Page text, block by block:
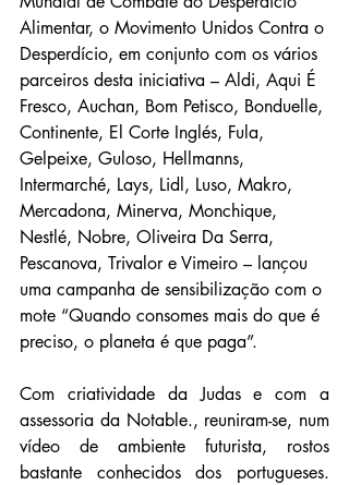
Alimentar, o Movimento Unidos Contra o
Desperdício, em conjunto com os vários
parceiros desta iniciativa – Aldi, Aqui É
Fresco, Auchan, Bom Petisco, Bonduelle,
Continente, El Corte Inglés, Fula,
Gelpeixe, Guloso, Hellmanns,
Intermarché, Lays, Lidl, Luso, Makro,
Mercadona, Minerva, Monchique,
Nestlé, Nobre, Oliveira Da Serra,
Pescanova, Trivalor e Vimeiro – lançou
uma campanha de sensibilização com o
mote “Quando consomes mais do que é
preciso, o planeta é que paga”.
Com criatividade da Judas e com a
assessoria da Notable., reuniram-se, num
vídeo de ambiente futurista, rostos
bastante conhecidos dos portugueses.